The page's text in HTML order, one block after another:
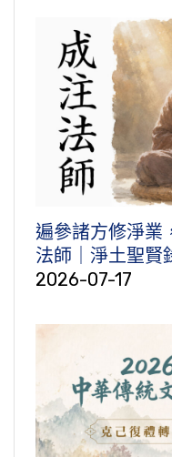
遍參諸方修淨業
法師｜淨土聖賢
2026-07-17